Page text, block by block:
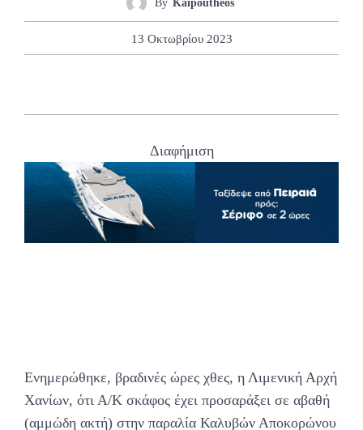
By Kaipoutheos
13 Οκτωβρίου 2023
Διαφήμιση
Ενημερώθηκε, βραδινές ώρες χθες, η Λιμενική Αρχή
Χανίων, ότι Α/Κ σκάφος έχει προσαράξει σε αβαθή
(αμμώδη ακτή) στην παραλία Καλυβών Αποκορώνου